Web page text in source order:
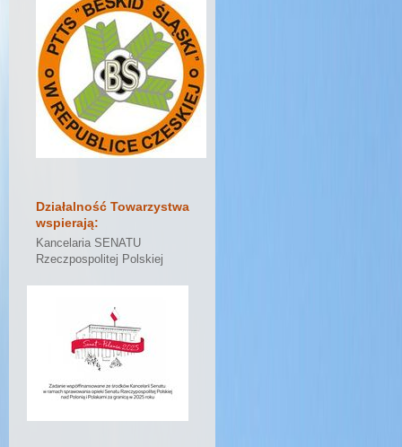
Działalność Towarzystwa
wspierają:
Kancelaria SENATU
Rzeczpospolitej Polskiej